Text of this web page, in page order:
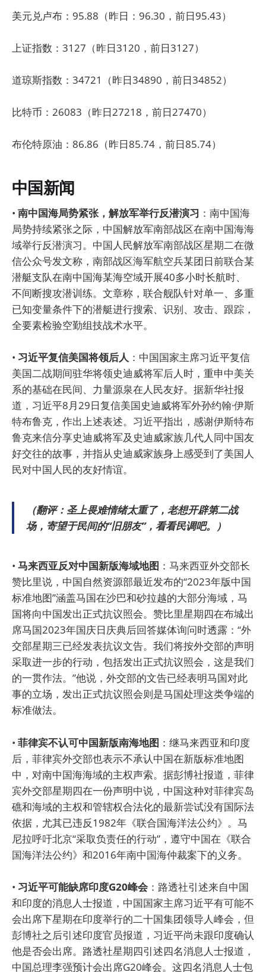
美元兑卢布：95.88（昨日：96.30，前日95.43）
上证指数：3127（昨日3120，前日3127）
道琼斯指数：34721（昨日34890，前日34852）
比特币：26083（昨日27218，前日27470）
布伦特原油：86.86（昨日85.74，前日85.74）
中国新闻
• 南中国海局势紧张，解放军举行反潜演习 ：南中国海
局势持续紧张之际，中国解放军南部战区在南中国海海
域举行反潜演习。中国人民解放军南部战区星期二在微
信公众号发文称，南部战区海军航空兵某团日前联合某
潜艇支队在南中国海某海空域开展40多小时长航时、
不间断搜攻潜训练。文章称，联合舰队针对单一、多重
已知变量条件下的潜艇进行搜索、识别、攻击、跟踪，
全要素检验空勤组技战术水平。
• 习近平复信美国将领后人 ：中国国家主席习近平复信
美国二战期间驻华将领史迪威将军后人时，重申中美关
系的基础在民间、力量源泉在人民友好。据新华社报
道，习近平8月29日复信美国史迪威将军外孙约翰·伊斯
特布鲁克，作出上述表述。习近平指出，感谢伊斯特布
鲁克来信分享史迪威将军及史迪威家族几代人同中国友
好交往的故事，并指从史迪威家族身上感受到了美国人
民对中国人民的友好情谊。
（翻评：圣上畏难情绪太重了，老想开辟第二战
场，寄望于民间的“旧朋友”，看看民调吧。）
• 马来西亚反对中国新版海域地图 ：马来西亚外交部长
赞比里说，中国自然资源部最近发布的“2023年版中国
标准地图”涵盖马国在沙巴和砂拉越的大部分海域，马
国将向中国发出正式抗议照会。赞比里星期四在布城出
席马国2023年国庆日庆典后回答媒体询问时透露：“外
交部星期三已经发表抗议文告。我们将按外交部的声明
采取进一步的行动，包括发出正式抗议照会，这是我们
的一贯作法。”他说，外交部的文告已经表明马国对此
事的立场，发出正式抗议照会则是马国处理这类争端的
标准做法。
• 菲律宾不认可中国新版南海地图 ：继马来西亚和印度
后，菲律宾外交部也表示不承认中国在新版标准地图
中，对南中国海海域的主权声索。据彭博社报道，菲律
宾外交部星期四在一份声明中说，中国这种对菲律宾岛
礁和海域的主权和管辖权合法化的最新尝试没有国际法
依据，尤其已违反1982年《联合国海洋法公约》。马
尼拉呼吁北京“采取负责任的行动”，遵守中国在《联合
国海洋法公约》和2016年南中国海仲裁案下的义务。
• 习近平可能缺席印度G20峰会 ：路透社引述来自中国
和印度的消息人士报道，中国国家主席习近平有可能不
会出席下星期在印度举行的二十国集团领导人峰会，但
彭博社之后引述印度官员报道，习近平尚未跟印度确认
他是否会出席。路透社星期四引述四名消息人士报道，
中国总理李强预计会出席G20峰会。这四名消息人士包